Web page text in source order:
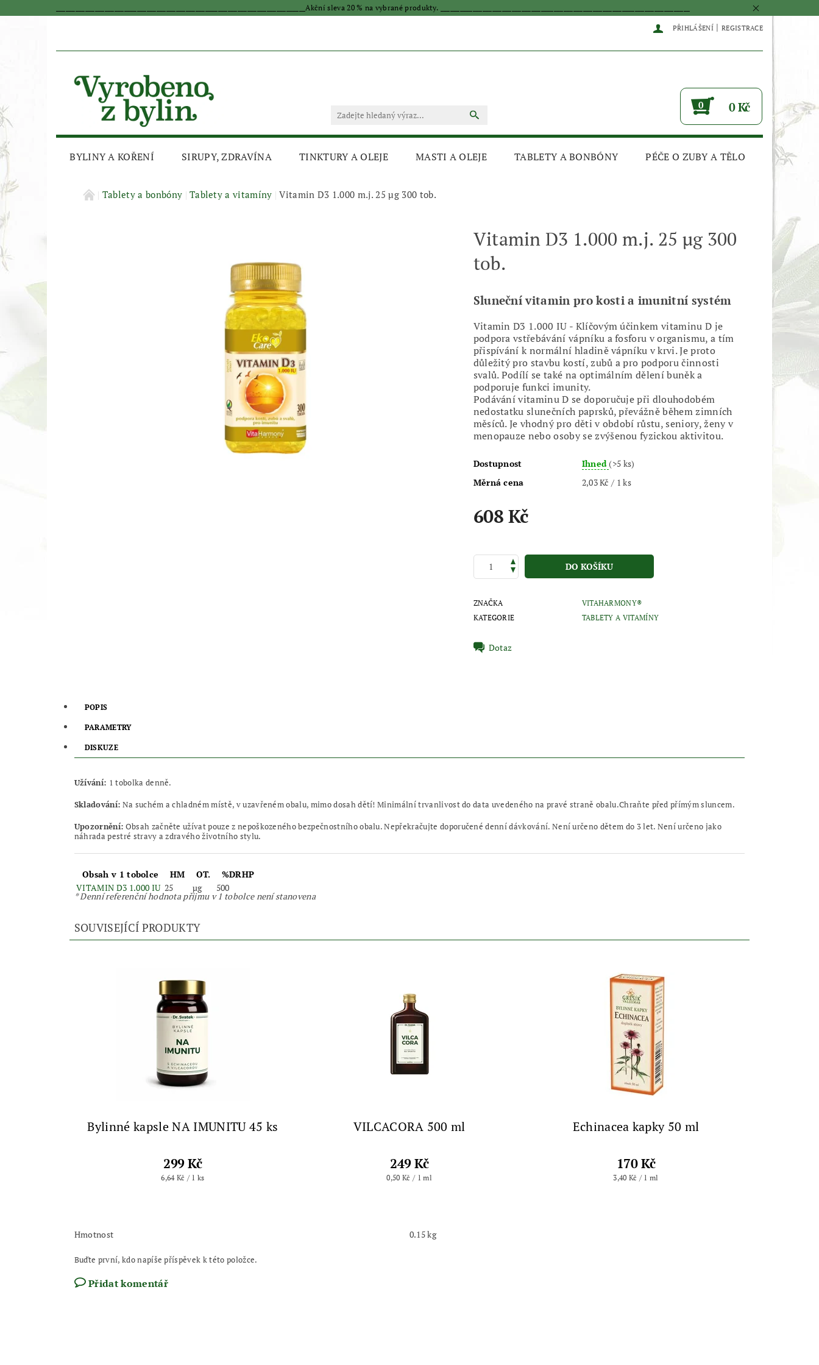
_____________________________________________________________________________Akční sleva 20 % na vybrané produkty. _____________________________________________________________________________
PŘIHLÁŠENÍ | REGISTRACE
0 0 Kč
BYLINY A KOŘENÍ SIRUPY, ZDRAVÍNA TINKTURY A OLEJE MASTI A OLEJE TABLETY A BONBÓNY PÉČE O ZUBY A TĚLO
AKČNÍ SLEVATablety a bonbóny Tablety a vitamíny Vitamin D3 1.000 m.j. 25 μg 300 tob.
Vitamin D3 1.000 m.j. 25 μg 300
tob.
Sluneční vitamin pro kosti a imunitní systém
Vitamin D3 1.000 IU - Klíčovým účinkem vitaminu D je
podpora vstřebávání vápníku a fosforu v organismu, a tím
přispívání k normální hladině vápníku v krvi. Je proto
důležitý pro stavbu kostí, zubů a pro podporu činnosti
svalů. Podílí se také na optimálním dělení buněk a
podporuje funkci imunity.
Podávání vitaminu D se doporučuje při dlouhodobém
nedostatku slunečních paprsků, převážně během zimních
měsíců. Je vhodný pro děti v období růstu, seniory, ženy v
menopauze nebo osoby se zvýšenou fyzickou aktivitou.
Dostupnost Ihned(>5 ks)
Měrná cena
2,03 Kč / 1 ks
608 Kč
ZNAČKA
VITAHARMONY®
KATEGORIE
TABLETY A VITAMÍNY
Dotaz
POPIS
PARAMETRY
DISKUZE
Užívání: 1 tobolka denně.
Skladování: Na suchém a chladném místě, v uzavřeném obalu, mimo dosah dětí! Minimální trvanlivost do data uvedeného na pravé straně obalu.Chraňte před přímým sluncem.
Upozornění: Obsah začněte užívat pouze z nepoškozeného bezpečnostního obalu. Nepřekračujte doporučené denní dávkování. Není určeno dětem do 3 let. Není určeno jako
náhrada pestré stravy a zdravého životního stylu.
Obsah v 1 tobolce HM OT.
%DRHP
VITAMIN D3 1.000 IU 25 µg 500
* Denní referenční hodnota přijmu v 1 tobolce není stanovena
SOUVISEJÍCÍ PRODUKTY
Bylinné kapsle NA IMUNITU 45 ks
299 Kč
6,64 Kč / 1 ks
VILCACORA 500 ml
249 Kč
0,50 Kč / 1 ml
Echinacea kapky 50 ml
170 Kč
3,40 Kč / 1 ml
Hmotnost 0.15 kg
Buďte první, kdo napíše příspěvek k této položce.
Přidat komentář